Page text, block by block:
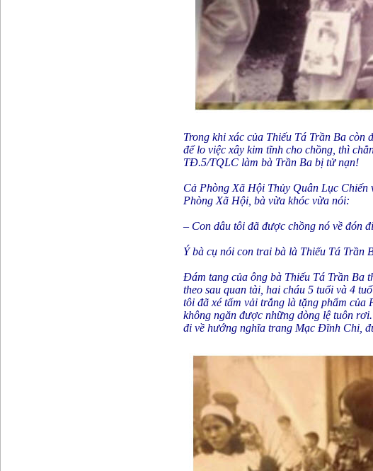
Trong khi xác của Thiếu Tá Trần Ba
để lo việc xây kim tĩnh cho chồng, thì
TĐ.5/TQLC làm bà Trần Ba bị tử nạn!
Cả Phòng Xã Hội Thủy Quân Lục Chiến
Phòng Xã Hội, bà vừa khóc vừa nói:
– Con dâu tôi đã được chồng nó về đón
Ý bà cụ nói con trai bà là Thiếu Tá Trần
Đám tang của ông bà Thiếu Tá Trần Ba
theo sau quan tài, hai cháu 5 tuổi và 4
tôi đã xé tấm vải trắng là tặng phẩm của
không ngăn được những dòng lệ tuôn
đi về hướng nghĩa trang Mạc Đĩnh Chi,